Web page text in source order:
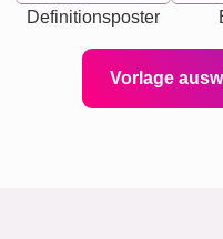
Definitionsposter
Vorlage